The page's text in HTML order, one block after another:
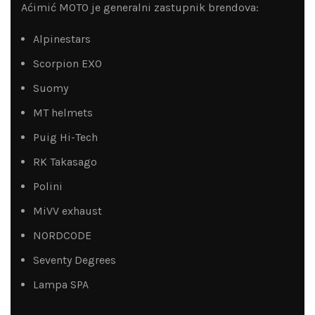
Aćimić MOTO je generalni zastupnik brendova:
Alpinestars
Scorpion EXO
Suomy
MT helmets
Puig Hi-Tech
RK Takasago
Polini
MiVV exhaust
NORDCODE
Seventy Degrees
Lampa SPA